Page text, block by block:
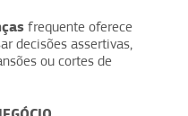
frequente oferece
decisões assertivas,
ou cortes de